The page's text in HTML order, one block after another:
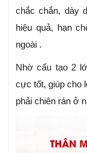
chắc chắn, dày
hiệu quả, hạn
ngoài .
Nhờ cấu tạo 2
cực tốt, giúp cho
phải chiên rán ở